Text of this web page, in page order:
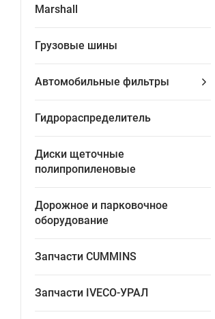
Запчасти и комплектующие
Если у вас есть вопросы или пожелания,
Marshall
Грузовые шины
Автомобильные фильтры
Гидрораспределитель
Диски щеточные
полипропиленовые
Дорожное и парковочное
оборудование
Запчасти CUMMINS
Запчасти IVECO-УРАЛ